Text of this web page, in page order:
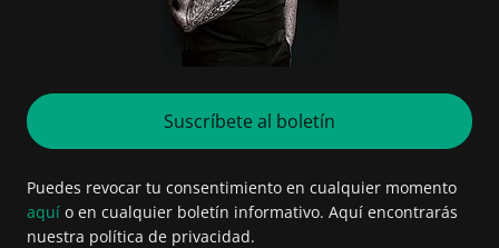
Suscríbete al boletín
Puedes revocar tu consentimiento en cualquier momento
aquí o en cualquier boletín informativo. Aquí encontrarás
nuestra política de privacidad.